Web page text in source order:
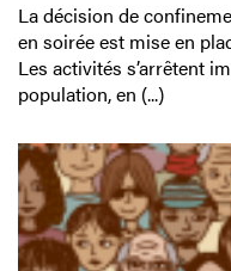
La décision de
en soirée est mise en
Les activités s’arrêtent
population, en (...)